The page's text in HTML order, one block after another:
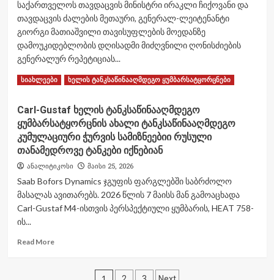
რომელიც
ჩვენი
ხალხის
მებრძოლ
და
ამაყ
ხასიათს
ბუნებასა
და
სამშობლოსადმი
განსაკუთრებულ
თავდადებას“
საქართველოს თავდაცვის მინისტრი ირაკლი ჩიქოვანი და
თავდაცვის ძალების მეთაური, გენერალ-ლეიტენანტი
გიორგი მათიაშვილი თავისუფლების მოედანზე
დამოუკიდებლობის დღისადმი მიძღვნილი ღონისძიების
გენერალურ რეპეტიციას...
Read MoreRead
თავისუფლების
მოედანზე
26
მაისის
ღონისძიების
გენერალური
რეპეტიცია
გაიმართა
სიახლეები ხელის ტანკსაწინააღმდეგო ყუმბარსატყორცნები
Carl-Gustaf ხელის ტანკსაწინააღმდეგო
ყუმბარსატყორცნის ახალი ტანკსაწინააღმდეგო
კუმულაციური ჭურვის სამიზნეებიი რუსული
თანამედროვე ტანკები იქნებიან
ანალიტიკოსი მაისი 25, 2026
Saab Bofors Dynamics ჯგუფის ფარგლებში საბრძოლო
მასალას ავითარებს. 2026 წლის 7 მაისს მან გამოაცხადა
Carl-Gustaf M4-ისთვის პერსპექტიული ყუმბარის, HEAT 758-
ის...
Read MoreRead